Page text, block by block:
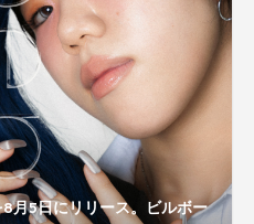
月5日にリリース。ビルボー